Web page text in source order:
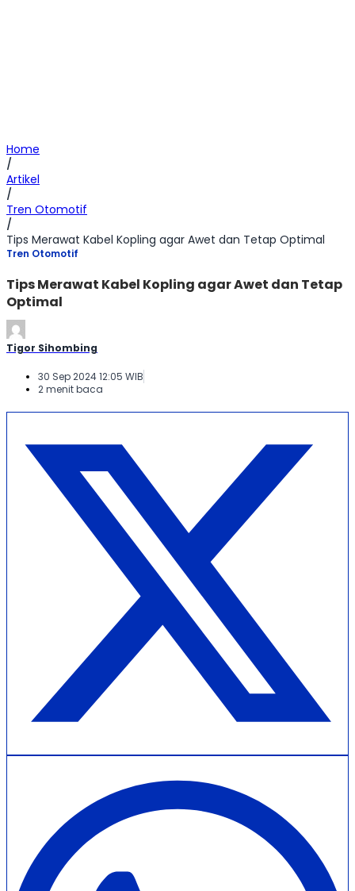
Home
/
Artikel
/
Tren Otomotif
/
Tips Merawat Kabel Kopling agar Awet dan Tetap Optimal
Tren Otomotif
Tips Merawat Kabel Kopling agar Awet dan Tetap
Optimal
Tigor Sihombing
30 Sep 2024 12:05 WIB
2 menit baca